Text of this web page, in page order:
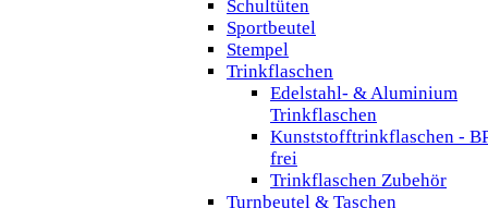
Schultüten
Sportbeutel
Stempel
Trinkflaschen
Edelstahl- & Aluminium
Trinkflaschen
Kunststofftrinkflaschen -
frei
Trinkflaschen Zubehör
Turnbeutel & Taschen